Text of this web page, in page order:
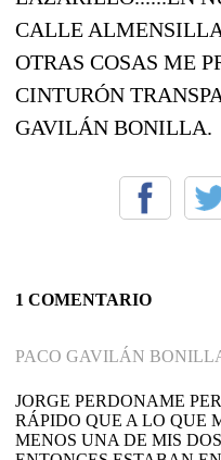
CALLE
OTRAS COSAS ME
CINTURÓN
GAVILÁN BONILLA.
1 COMENTARIO
PACO GAVILÁN
JORGE PERDONAME
RÁPIDO QUE A LO QUE
MENOS UNA DE MIS